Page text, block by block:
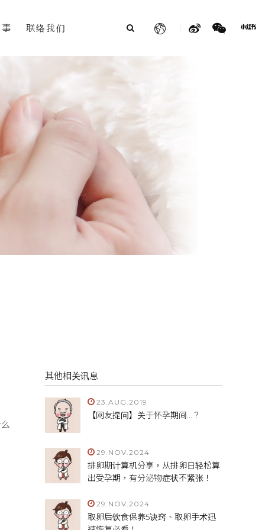
联络我们
其他相关讯息
23.AUG.2019
【网友提问】关于怀孕期间...？
29.NOV.2024
排卵期计算机分享，从排卵日轻松算
出受孕期，有分泌物症状不紧张！
29.NOV.2024
取卵后饮食保养5诀窍、取卵手术迅